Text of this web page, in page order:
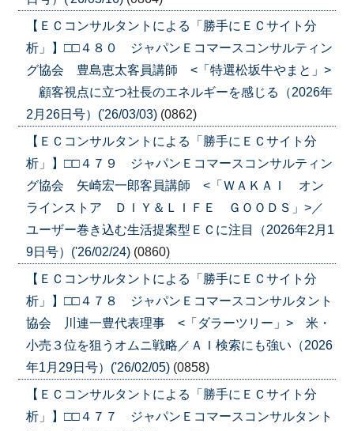
【ＥＣコンサルタントによる「勝手にＥＣサイト分
析」】□□４８０ ジャパンＥコマースコンサルティン
グ協会 豊島恵太客員講師 <「特選松坂牛やまと」>
顧客視点に立つ社長のエネルギーを感じる（2026年
2月26日号）('26/03/03) (0862)
【ＥＣコンサルタントによる「勝手にＥＣサイト分
析」】□□４７９ ジャパンＥコマースコンサルティン
グ協会 矢崎宏一郎客員講師 <「ＷＡＫＡＩ オン
ラインストア ＤＩＹ＆ＬＩＦＥ ＧＯＯＤＳ」>／
ユーザー巻き込む生活提案型ＥＣに注目（2026年2月1
9日号）('26/02/24) (0860)
【ＥＣコンサルタントによる「勝手にＥＣサイト分
析」】□□４７８ ジャパンＥコマースコンサルタント
協会 川連一豊代表理事 <「ダラーツリー」> 米・
小売３位を狙うオムニ戦略／ＡＩ検索にも強い（2026
年1月29日号）('26/02/05) (0858)
【ＥＣコンサルタントによる「勝手にＥＣサイト分
析」】□□４７７ ジャパンＥコマースコンサルタント